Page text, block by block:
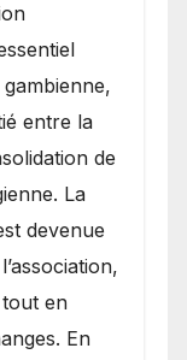
entre la
de
La
devenue
en
En